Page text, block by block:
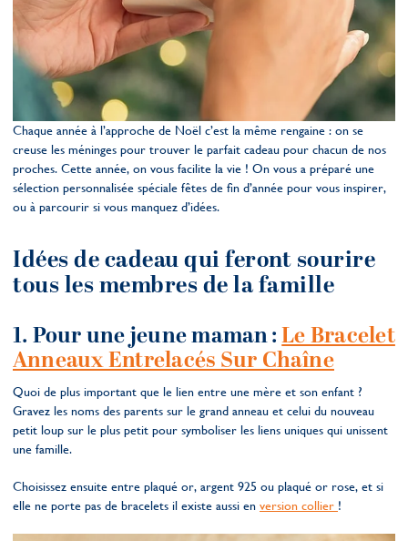
Chaque année à l’approche de Noël c’est la même rengaine : on se
creuse les méninges pour trouver le parfait cadeau pour chacun de nos
proches. Cette année, on vous facilite la vie ! On vous a préparé une
sélection personnalisée spéciale fêtes de fin d’année pour vous inspirer,
ou à parcourir si vous manquez d’idées.
Idées de cadeau qui feront sourire
tous les membres de la famille
1. Pour une jeune maman :Le Bracelet
Anneaux Entrelacés Sur Chaîne
Quoi de plus important que le lien entre une mère et son enfant ?
Gravez les noms des parents sur le grand anneau et celui du nouveau
petit loup sur le plus petit pour symboliser les liens uniques qui unissent
une famille.
Choisissez ensuite entre plaqué or, argent 925 ou plaqué or rose, et si
elle ne porte pas de bracelets il existe aussi en version collier !